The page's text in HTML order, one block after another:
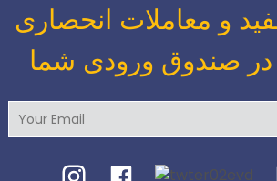
و معاملات انحصاری